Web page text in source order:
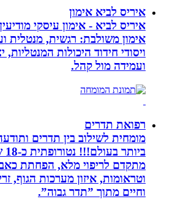
איריס לביא אימון
איריס לביא - אימון עיסקי מודיעין.
אימון משולבת: רגשית, מנטלית
ויסודי חידוד היכולות המנטליות,
ועמידה מול קהל.
רפואת תדרים
מומחית לשילוב בין תדרים ותודעה-
ביותר
מתקדם לריפוי מלא, הפחתת כאבים,
וטראומות, איזון מערכות הגוף, זרימה
וחיים מתוך ”תדר גבוה”.